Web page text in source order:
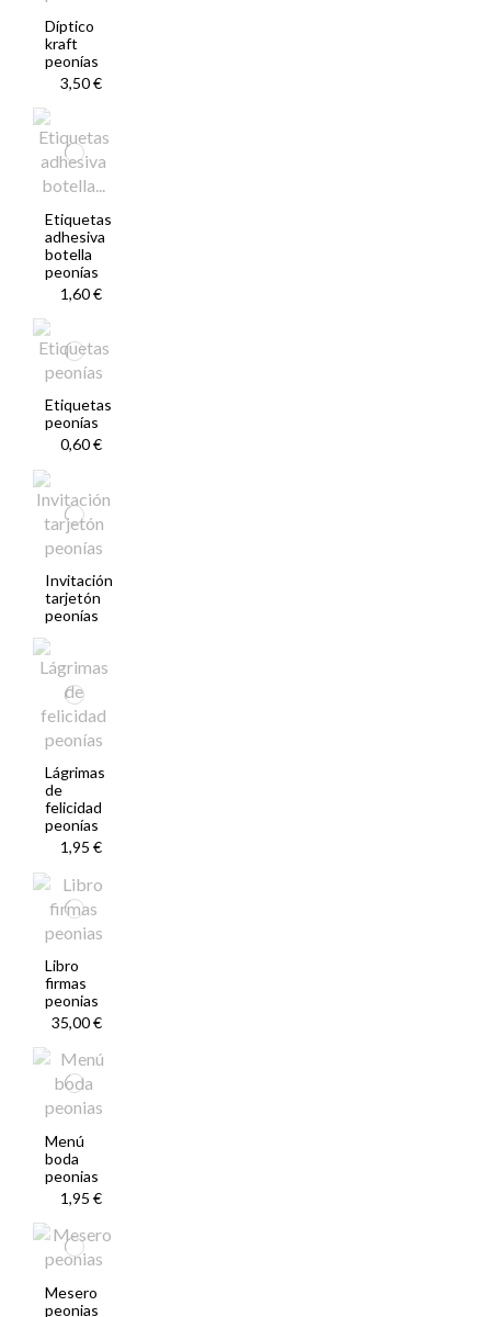
Díptico
kraft
peonías
3,50 €
Etiquetas
adhesiva
botella
peonías
1,60 €
Etiquetas
peonías
0,60 €
Invitación
tarjetón
peonías
Lágrimas
de
felicidad
peonías
1,95 €
Libro
firmas
peonias
35,00 €
Menú
boda
peonias
1,95 €
Mesero
peonias